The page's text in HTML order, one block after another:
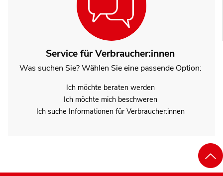
Service für Verbraucher:innen
Was suchen Sie? Wählen Sie eine passende Option:
Ich möchte beraten werden
Ich möchte mich beschweren
Ich suche Informationen für Verbraucher:innen